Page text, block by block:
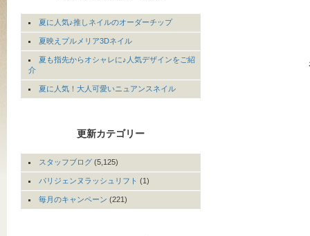
夏に人気♪推しネイルのオーダーチップ
夏映えプルメリア3Dネイル
夏も指先からオシャレに♪人気デザインをご紹
介
夏に人気！大人可愛いニュアンスネイル
更新カテゴリー
スタッフブログ (5,125)
パリジェンヌラッシュリフト (1)
毎月のキャンペーン (221)